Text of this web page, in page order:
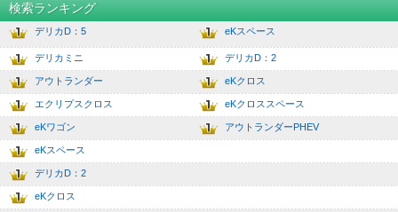
検索ランキング
1デリカD：5 6.0
eKスペース
2デリカミニ 7.0
デリカD：2
アウトランダー 8.0
eKクロス
4エクリプスクロス 9.0
eKクロススペース
5eKワゴン 10.0
アウトランダーPHEV
6eKスペース
7デリカD：2
8eKクロス